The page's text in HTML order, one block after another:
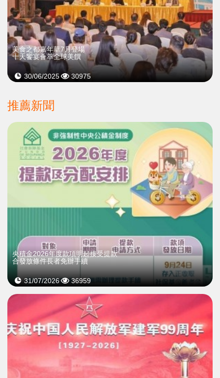
美食之都嘉年華7月登場
十天饗宴薈萃全球美饌
30/06/2025 30975
推薦新聞
央積金2026年度款項明起接受提款
合發放條件長者免辦手續
31/07/2026 36959